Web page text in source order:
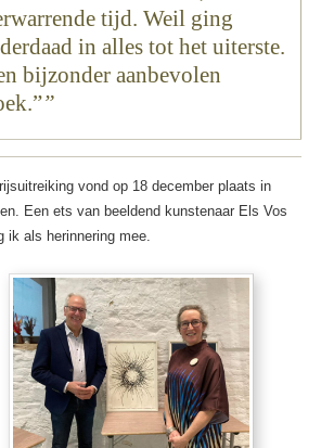
tijd. Weil ging
in alles tot het uiterste.
bijzonder aanbevolen
vond op 18 december plaats in
Een ets van beeldend kunstenaar Els Vos
ik als herinnering mee.